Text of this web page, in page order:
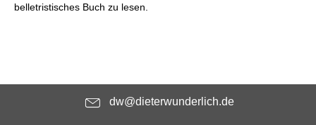
belletristisches Buch zu lesen.
dw@dieterwunderlich.de